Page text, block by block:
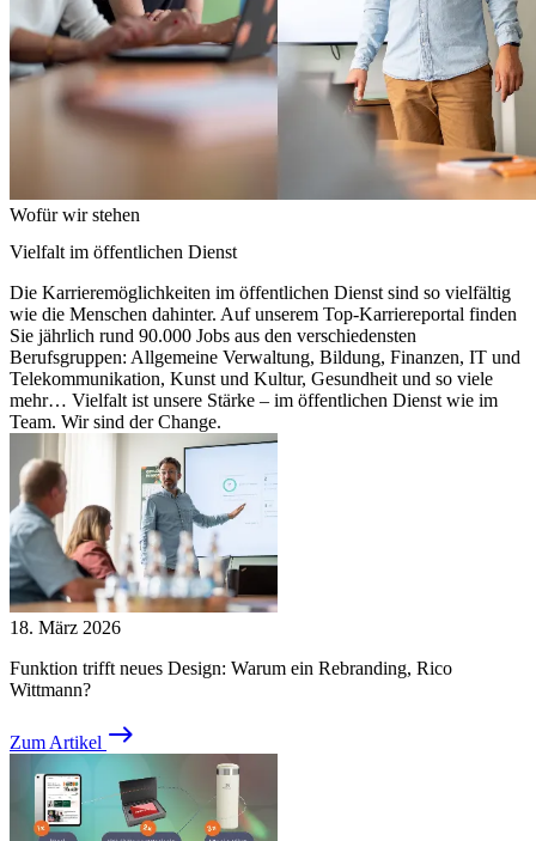
Wofür wir stehen
Vielfalt im öffentlichen Dienst
Die Karrieremöglichkeiten im öffentlichen Dienst sind so vielfältig
wie die Menschen dahinter. Auf unserem Top-Karriereportal finden
Sie jährlich rund 90.000 Jobs aus den verschiedensten
Berufsgruppen: Allgemeine Verwaltung, Bildung, Finanzen, IT und
Telekommunikation, Kunst und Kultur, Gesundheit und so viele
mehr… Vielfalt ist unsere Stärke – im öffentlichen Dienst wie im
Team. Wir sind der Change.
18. März 2026
Funktion trifft neues Design: Warum ein Rebranding, Rico
Wittmann?
Zum Artikel East